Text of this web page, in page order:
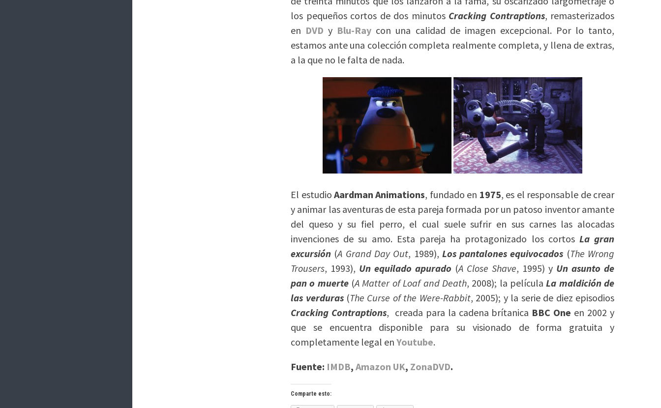
los pequeños cortos de dos minutos Cracking Contraptions, remasterizados
en DVD y Blu-Ray con una calidad de imagen excepcional. Por lo tanto,
estamos ante una colección completa realmente completa, y llena de extras,
a la que no le falta de nada.
El estudio Aardman Animations, fundado en 1975, es el responsable de crear
y animar las aventuras de esta pareja formada por un patoso inventor amante
del queso y su fiel perro, el cual suele sufrir en sus carnes las alocadas
invenciones de su amo. Esta pareja ha protagonizado los cortos La gran
excursión (A Grand Day Out, 1989), Los pantalones equivocados (The Wrong
Trousers, 1993), Un equilado apurado (A Close Shave, 1995) y Un asunto de
pan o muerte(A Matter of Loaf and Death, 2008); la películaLa maldición de
las verduras(The Curse of the Were-Rabbit, 2005); y la serie de diez episodios
Cracking Contraptions, creada para la cadena brítanica BBC One en 2002 y
que se encuentra disponible para su visionado de forma gratuita y
completamente legal enYoutube.
Fuente: IMDB,Amazon UK, ZonaDVD.
Comparte esto: